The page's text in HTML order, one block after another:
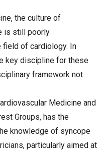
the culture of
is still poorly
field of cardiology. In
key discipline for these
framework not
Medicine and
Groups, has the
knowledge of syncope
particularly aimed at